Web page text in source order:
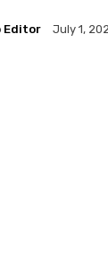
Editor July 1,